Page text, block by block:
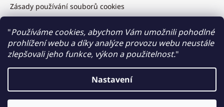
"Používáme cookies, abychom Vám umožnili pohodlné
prohlížení webu a díky analýze provozu webu neustále
zlepšovali jeho funkce, výkon a použitelnost."
Nastavení
Zásady používání souborů cookies
Hodinky Dušek.cz